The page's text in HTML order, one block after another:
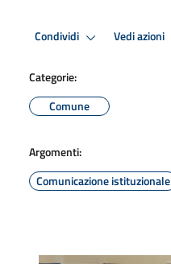
Condividi Vedi azioni
Categorie:
Comune
Argomenti:
Comunicazione istituzionale